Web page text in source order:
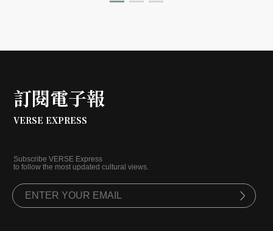
訂閱電子報
VERSE EXPRESS
Subscribe VERSE Express
to follow the most updated cultural views.